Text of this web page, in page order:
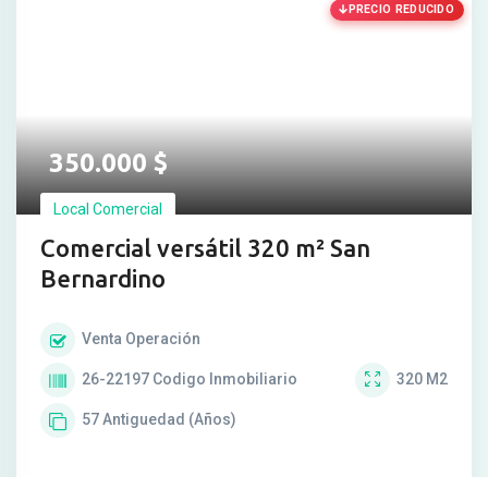
350.000$
Local Comercial
Comercial versátil 320 m² San
Bernardino
PRECIO REDUCIDO
Venta Operación
26-22197 Codigo Inmobiliario 320 M2
57Antiguedad (Años)